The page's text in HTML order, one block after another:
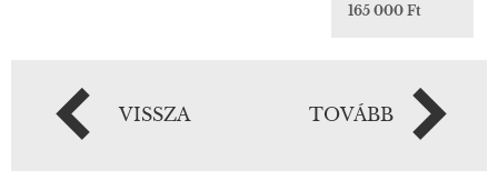
165 000 Ft
VISSZA TOVÁBB